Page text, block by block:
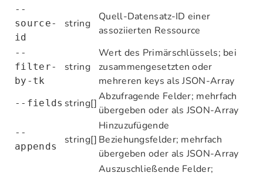
--
source-
id
string
Quell-Datensatz-ID einer
assoziierten Ressource
--
filter-
by-tk
string
Wert des Primärschlüssels; bei
zusammengesetzten oder
mehreren keys als JSON-Array
--fields string[]
Abzufragende Felder; mehrfach
übergeben oder als JSON-Array
--
appends
string[]
Hinzuzufügende
Beziehungsfelder; mehrfach
übergeben oder als JSON-Array
Auszuschließende Felder;